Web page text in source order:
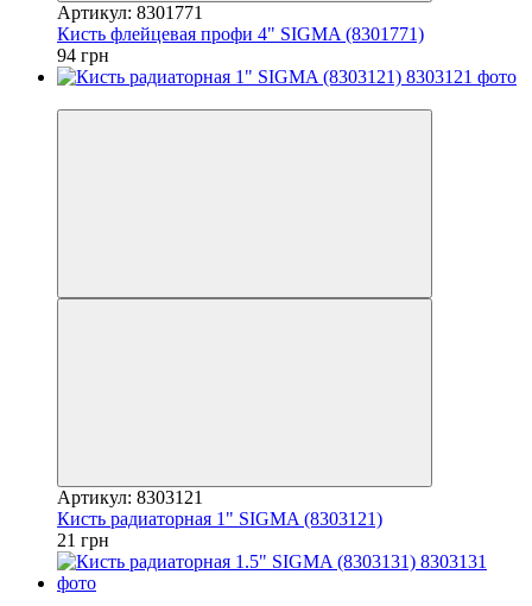
Артикул: 8301771
Кисть флейцевая профи 4" SIGMA (8301771)
94 грн
Артикул: 8303121
Кисть радиаторная 1" SIGMA (8303121)
21 грн